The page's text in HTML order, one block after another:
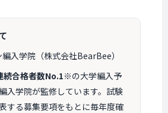
入学院（株式会社BearBee）
続合格者数No.1※の大学編入予
入学院が監修しています。試験
する募集要項をもとに毎年度確